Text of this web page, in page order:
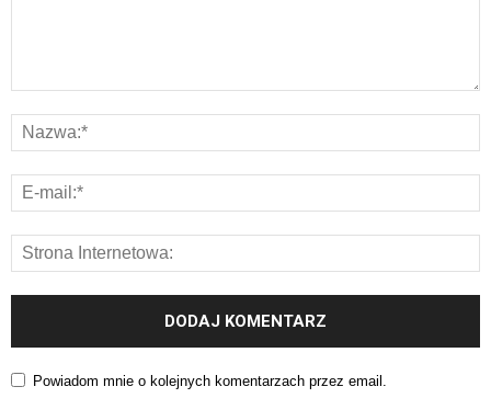
Powiadom mnie o kolejnych komentarzach przez email.